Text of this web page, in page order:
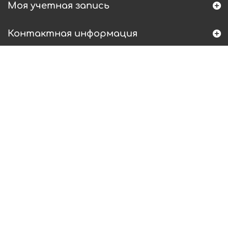
Моя учетная запись
Контактная информация